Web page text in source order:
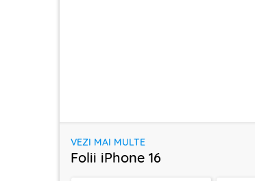
VEZI MAI MULTE
Folii iPhone 16